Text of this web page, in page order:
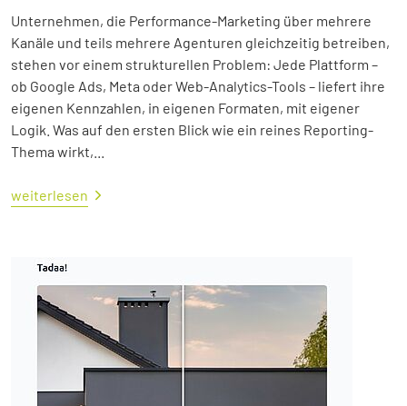
Unternehmen, die Performance-Marketing über mehrere
Kanäle und teils mehrere Agenturen gleichzeitig betreiben,
stehen vor einem strukturellen Problem: Jede Plattform –
ob Google Ads, Meta oder Web-Analytics-Tools – liefert ihre
eigenen Kennzahlen, in eigenen Formaten, mit eigener
Logik. Was auf den ersten Blick wie ein reines Reporting-
Thema wirkt,...
weiterlesen